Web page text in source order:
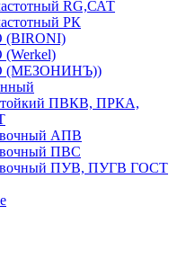
RG,САТ
РК
(BIRONI)
(МЕЗОНИНЪ))
ПВКВ, ПРКА,
АПВ
ПВС
ПУВ, ПУГВ ГОСТ